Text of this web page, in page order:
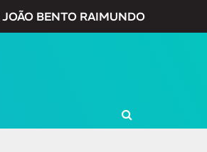
JOÃO BENTO RAIMUNDO